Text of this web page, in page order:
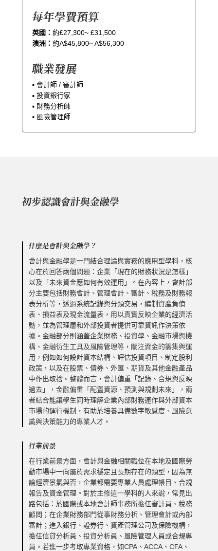
每年學費預算
英國： 約£27,300~ £31,500
澳洲： 約A$45,800~ A$56,300
職業發展
▪︎ 會計師 / 審計師
▪︎ 投資銀行家
▪︎ 財務分析師
▪︎ 風險管理師
初步認識會計與金融學
什麼是會計與金融學？
會計與金融學是一門結合理論與實務的應用型學科，核
心在於回答兩個問題：企業「現在的財務狀況是怎樣」
以及「未來資金應如何有效運用」。在內容上，會計部
分主要包括財務會計、管理會計、審計、稅務及財務報
表分析等，透過系統記錄與分類交易，編制資產負債
表、損益表及現金流量表，用以真實反映企業的經濟活
動，並為管理層和外部投資者提供可靠資訊作決策依
據。金融部分則涵蓋企業財務、投資學、金融市場與機
構、金融衍生工具及風險管理等，關注資金的籌集與運
用，例如如何設計資本結構、評估投資項目、制定股利
政策，以及在股票、債券、外匯、期貨及其他金融產品
中作出取捨。整體而言，會計偏重「記錄、合規與反映
過去」，金融偏重「配置資源、預測與規劃未來」，兩
者結合能讓學生同時理解企業內部財務運作與外部資本
市場的運行機制，有助於培養具備數字敏感度、風險意
識與決策能力的專業人才。
行業前景
在行業前景方面，會計與金融相關職位在本地及國際勞
動市場中一向屬於需求穩定且長期存在的類型，因為無
論經濟景氣與否，企業都需要專業人員處理帳目、合規
報告及資金管理。對於主修這一學科的人來說，常見出
路包括：於國際或本地會計師事務所擔任審計員、稅務
顧問；在企業財務部門從事財務分析、管理會計或內部
審計；進入銀行、證券行、資產管理公司及保險機構，
擔任信貸分析員、投資分析員、風險管理人員或合規專
員。若進一步考取專業資格，如CPA、ACCA、CFA、